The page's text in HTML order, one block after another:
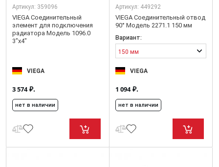
Артикул: 359096
VIEGA Соединительный
элемент для подключения
радиатора Модель 1096.0
3"x4"
VIEGA
3 574₽.
нет в наличии
Артикул: 449292
VIEGA Соединительный отвод
90° Модель 2271.1 150 мм
Вариант:
150 мм
VIEGA
1 094₽.
нет в наличии